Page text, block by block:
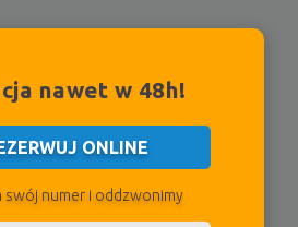
nawet w 48h!
ONLINE
swój numer i oddzwonimy